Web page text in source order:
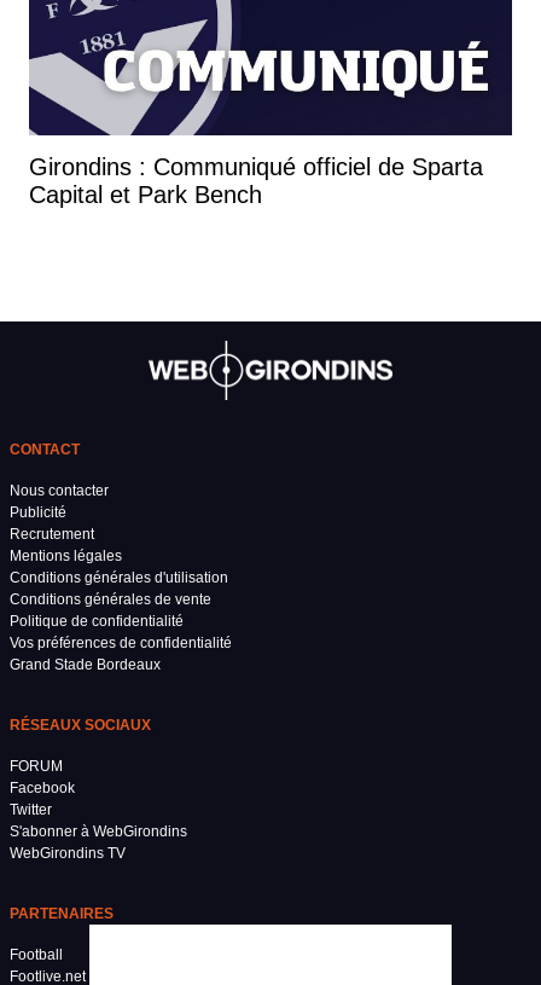
Girondins : Communiqué officiel de Sparta
Capital et Park Bench
CONTACT
Nous contacter
Publicité
Recrutement
Mentions légales
Conditions générales d'utilisation
Conditions générales de vente
Politique de confidentialité
Vos préférences de confidentialité
Grand Stade Bordeaux
RÉSEAUX SOCIAUX
FORUM
Facebook
Twitter
S'abonner à WebGirondins
WebGirondins TV
PARTENAIRES
Football
Footlive.net